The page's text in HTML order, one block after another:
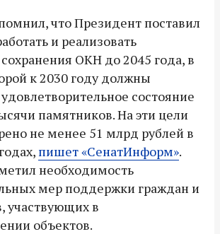
что Президент поставил
и реализовать
ОКН до 2045 года, в
к 2030 году должны
состояние
памятников. На эти цели
не менее 51 млрд рублей в
пишет «СенатИнформ».
необходимость
мер поддержки граждан и
участвующих в
объектов.